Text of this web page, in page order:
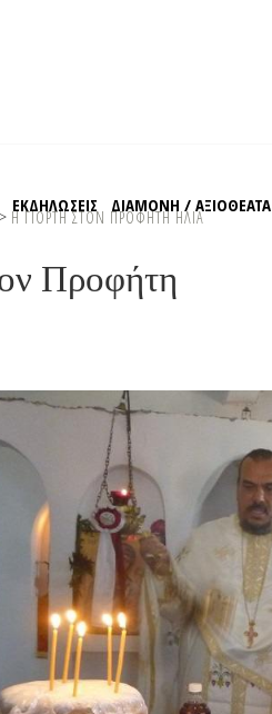
ΕΚΔΗΛΩΣΕΙΣ ΔΙΑΜΟΝΗ / ΑΞΙΟΘΕΑΤΑ
Η ΓΙΟΡΤΗ ΣΤΟΝ ΠΡΟΦΗΤΗ ΗΛΙΑ
Προφήτη